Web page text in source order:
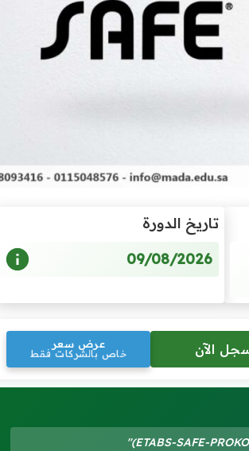
تاريخ الدورة
09/08/2026
عرض سعر
خاص بالشركات فقط